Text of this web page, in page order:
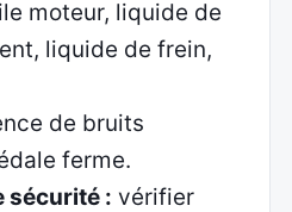
moteur, liquide de
liquide de frein,
de bruits
ferme.
sécurité : vérifier